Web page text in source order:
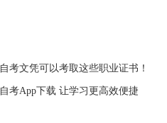
自考文凭可以考取这些职业证书！
自考App下载 让学习更高效便捷